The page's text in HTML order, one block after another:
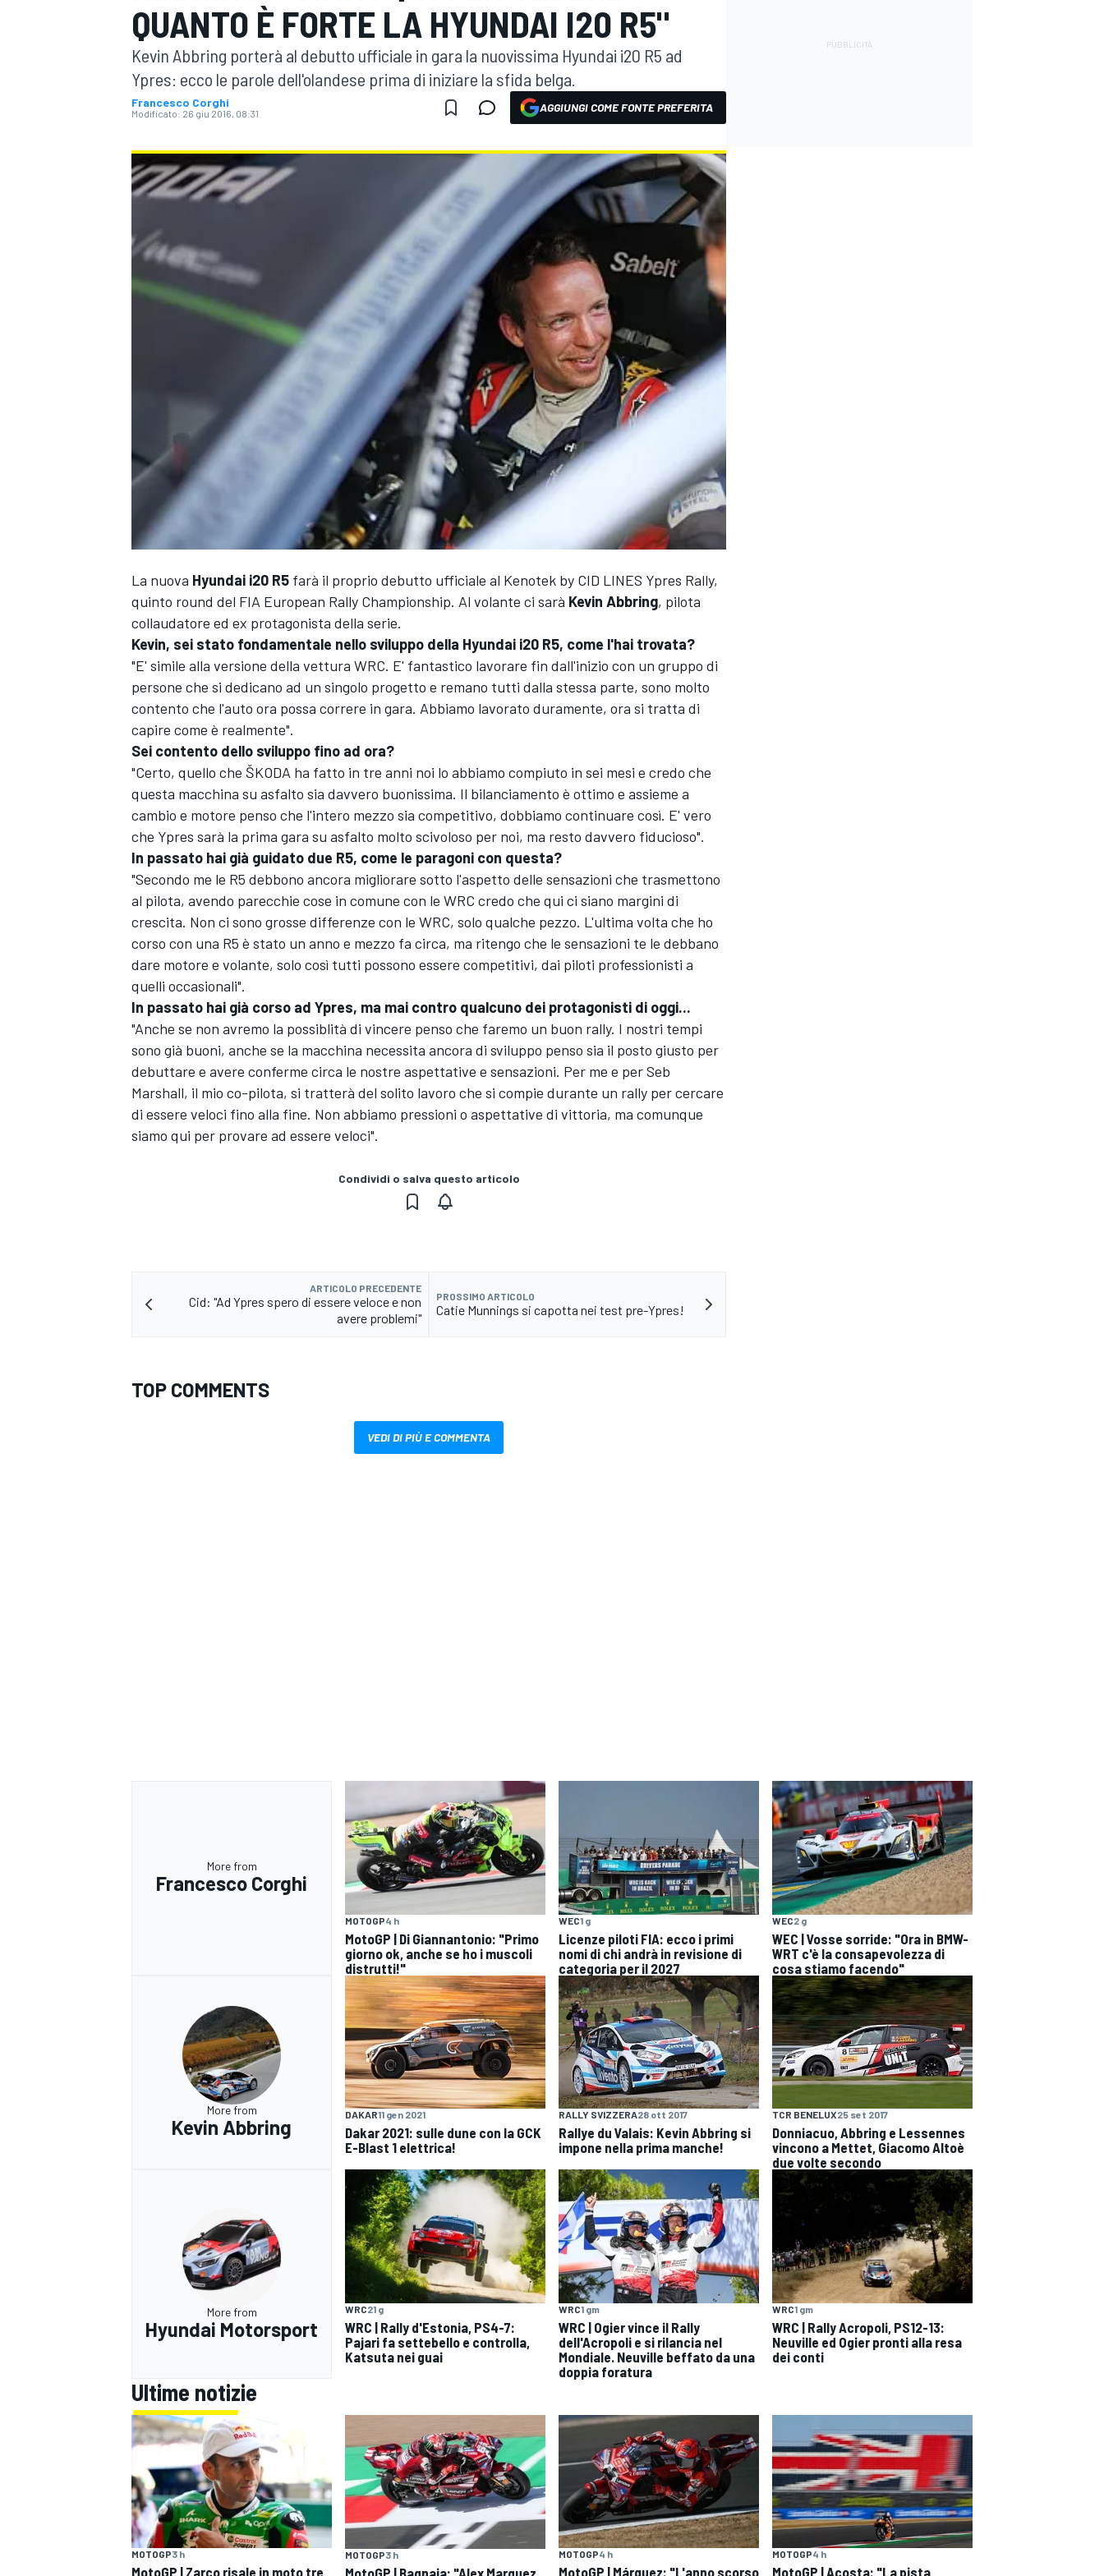
MOTOGP WEC
MONOPOSTO
ENDURANCE/GT
QUANTO È FORTE LA HYUNDAI I20 R5"
Kevin Abbring porterà al debutto ufficiale in gara la nuovissima Hyundai i20 R5 ad
Ypres: ecco le parole dell'olandese prima di iniziare la sfida belga.
Francesco Corghi
Modificato: 26 giu 2016, 08:31 AGGIUNGI COME FONTE PREFERITA
La nuova Hyundai i20 R5 farà il proprio debutto ufficiale al Kenotek by CID LINES Ypres Rally,
quinto round del FIA European Rally Championship. Al volante ci sarà Kevin Abbring, pilota
collaudatore ed ex protagonista della serie.
Kevin, sei stato fondamentale nello sviluppo della Hyundai i20 R5, come l'hai trovata?
"E' simile alla versione della vettura WRC. E' fantastico lavorare fin dall'inizio con un gruppo di
persone che si dedicano ad un singolo progetto e remano tutti dalla stessa parte, sono molto
contento che l'auto ora possa correre in gara. Abbiamo lavorato duramente, ora si tratta di
capire come è realmente".
Sei contento dello sviluppo fino ad ora?
"Certo, quello che ŠKODA ha fatto in tre anni noi lo abbiamo compiuto in sei mesi e credo che
questa macchina su asfalto sia davvero buonissima. Il bilanciamento è ottimo e assieme a
cambio e motore penso che l'intero mezzo sia competitivo, dobbiamo continuare così. E' vero
che Ypres sarà la prima gara su asfalto molto scivoloso per noi, ma resto davvero fiducioso".
In passato hai già guidato due R5, come le paragoni con questa?
"Secondo me le R5 debbono ancora migliorare sotto l'aspetto delle sensazioni che trasmettono
al pilota, avendo parecchie cose in comune con le WRC credo che qui ci siano margini di
crescita. Non ci sono grosse differenze con le WRC, solo qualche pezzo. L'ultima volta che ho
corso con una R5 è stato un anno e mezzo fa circa, ma ritengo che le sensazioni te le debbano
dare motore e volante, solo così tutti possono essere competitivi, dai piloti professionisti a
quelli occasionali".
In passato hai già corso ad Ypres, ma mai contro qualcuno dei protagonisti di oggi...
"Anche se non avremo la possiblità di vincere penso che faremo un buon rally. I nostri tempi
sono già buoni, anche se la macchina necessita ancora di sviluppo penso sia il posto giusto per
debuttare e avere conferme circa le nostre aspettative e sensazioni. Per me e per Seb
Marshall, il mio co-pilota, si tratterà del solito lavoro che si compie durante un rally per cercare
di essere veloci fino alla fine. Non abbiamo pressioni o aspettative di vittoria, ma comunque
siamo qui per provare ad essere veloci".
Condividi o salva questo articolo
ARTICOLO PRECEDENTE
Cid: "Ad Ypres spero di essere veloce e non
avere problemi"
PROSSIMO ARTICOLO
Catie Munnings si capotta nei test pre-Ypres!
TOP COMMENTS
VEDI DI PIÙ E COMMENTA
More from
Francesco Corghi
MOTOGP4 h
MotoGP | Di Giannantonio: "Primo
giorno ok, anche se ho i muscoli
distrutti!"
WEC1 g
Licenze piloti FIA: ecco i primi
nomi di chi andrà in revisione di
categoria per il 2027
WEC2 g
WEC | Vosse sorride: "Ora in BMW-
WRT c'è la consapevolezza di
cosa stiamo facendo"
More from
Kevin Abbring
DAKAR11 gen 2021
Dakar 2021: sulle dune con la GCK
E-Blast 1 elettrica!
RALLY SVIZZERA28 ott 2017
Rallye du Valais: Kevin Abbring si
impone nella prima manche!
TCR BENELUX25 set 2017
Donniacuo, Abbring e Lessennes
vincono a Mettet, Giacomo Altoè
due volte secondo
More from
Hyundai Motorsport
WRC21 g
WRC | Rally d'Estonia, PS4-7:
Pajari fa settebello e controlla,
Katsuta nei guai
WRC1 gm
WRC | Ogier vince il Rally
dell'Acropoli e si rilancia nel
Mondiale. Neuville beffato da una
doppia foratura
WRC1 gm
WRC | Rally Acropoli, PS12-13:
Neuville ed Ogier pronti alla resa
dei conti
Ultime notizie
MOTOGP3 h
MotoGP | Zarco risale in moto tre
MOTOGP3 h
MotoGP | Bagnaia: "Alex Marquez
MOTOGP4 h
MotoGP | Márquez: "L'anno scorso
MOTOGP4 h
MotoGP | Acosta: "La pista